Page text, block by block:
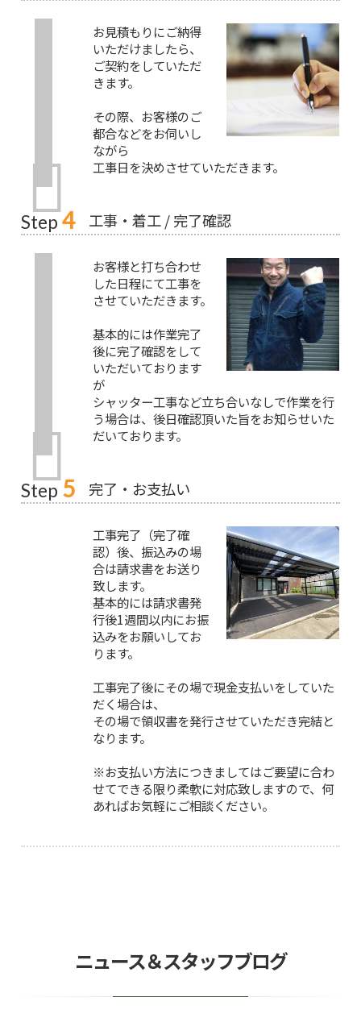
お見積もりにご納得
いただけましたら、
ご契約をしていただ
きます。
その際、お客様のご
都合などをお伺いし
ながら
工事日を決めさせていただきます。
Step 4 工事・着工 / 完了確認
お客様と打ち合わせ
した日程にて工事を
させていただきます。
基本的には作業完了
後に完了確認をして
いただいております
が
シャッター工事など立ち合いなしで作業を行
う場合は、後日確認頂いた旨をお知らせいた
だいております。
Step 5 完了・お支払い
工事完了（完了確
認）後、振込みの場
合は請求書をお送り
致します。
基本的には請求書発
行後1週間以内にお振
込みをお願いしてお
ります。
工事完了後にその場で現金支払いをしていた
だく場合は、
その場で領収書を発行させていただき完結と
なります。
※お支払い方法につきましてはご要望に合わ
せてできる限り柔軟に対応致しますので、何
あればお気軽にご相談ください。
ニュース＆スタッフブログ